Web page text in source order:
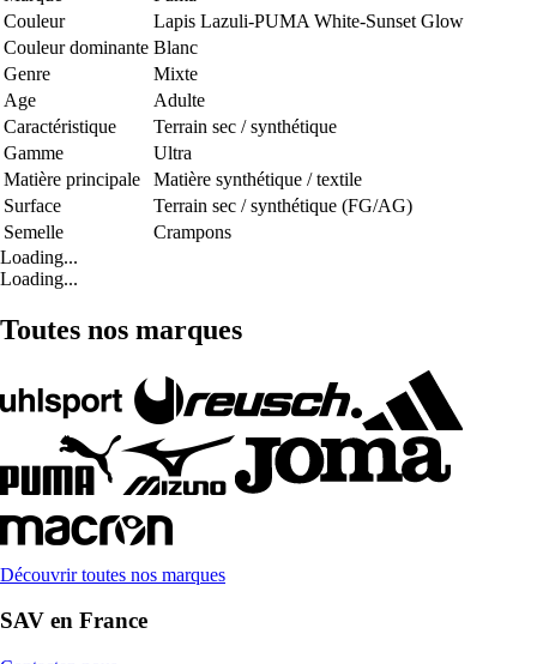
Couleur
Lapis Lazuli-PUMA White-Sunset Glow
Couleur dominante Blanc
Genre
Mixte
Age
Adulte
Caractéristique
Terrain sec / synthétique
Gamme
Ultra
Matière principale
Matière synthétique / textile
Surface
Terrain sec / synthétique (FG/AG)
Semelle
Crampons
Loading...
Loading...
Toutes nos marques
Découvrir toutes nos marques
SAV en France